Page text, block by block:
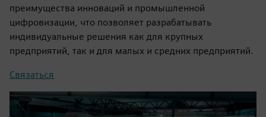
преимущества инноваций и промышленной
цифровизации, что позволяет разрабатывать
индивидуальные решения как для крупных
предприятий, так и для малых и средних предприятий.
Связаться